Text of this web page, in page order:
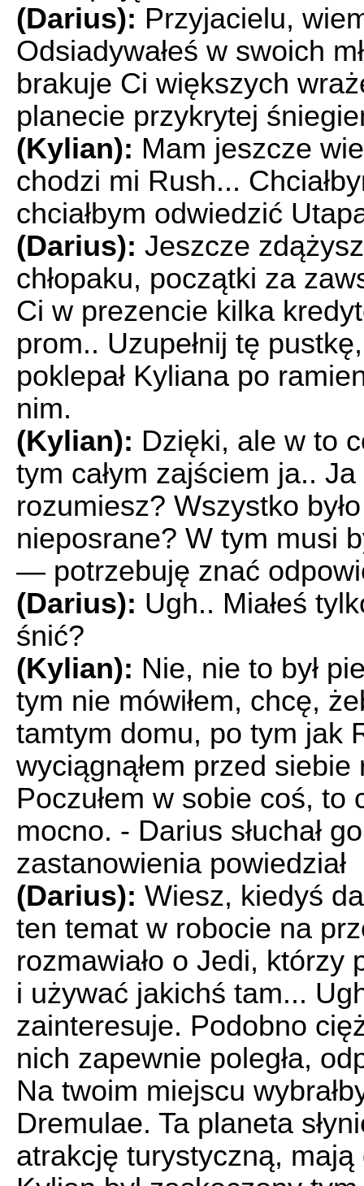
(Darius): Przyjacielu,
Odsiadywałeś w swoich
brakuje Ci większych
planecie przykrytej
(Kylian): Mam jeszcze
chodzi mi Rush...
chciałbym odwiedzić
(Darius): Jeszcze
chłopaku, początki za
Ci w prezencie kilka
prom.. Uzupełnij tę
poklepał Kyliana po
nim.
(Kylian): Dzięki, ale w to
tym całym zajściem ja..
rozumiesz? Wszystko
nieposrane? W tym musi
— potrzebuję znać
(Darius): Ugh.. Miałeś
śnić?
(Kylian): Nie, nie to był
tym nie mówiłem, chcę,
tamtym domu, po tym jak
wyciągnąłem przed
Poczułem w sobie coś, to
mocno. - Darius słuchał
zastanowienia powiedział
(Darius): Wiesz, kiedyś
ten temat w robocie na
rozmawiało o Jedi, którzy
i używać jakichś tam...
zainteresuje. Podobno
nich zapewnie poległa,
Na twoim miejscu
Dremulae. Ta planeta
atrakcję turystyczną,